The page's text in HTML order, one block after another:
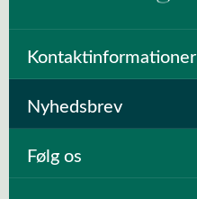
Kontaktinformationer
Nyhedsbrev
Følg os